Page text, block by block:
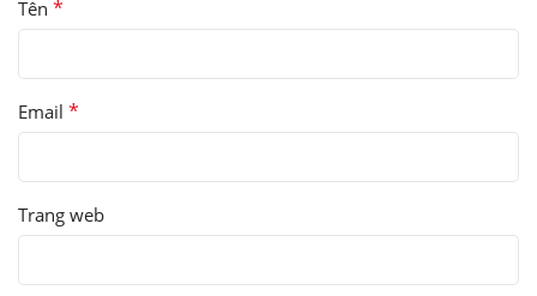
Tên *
Email *
Trang web